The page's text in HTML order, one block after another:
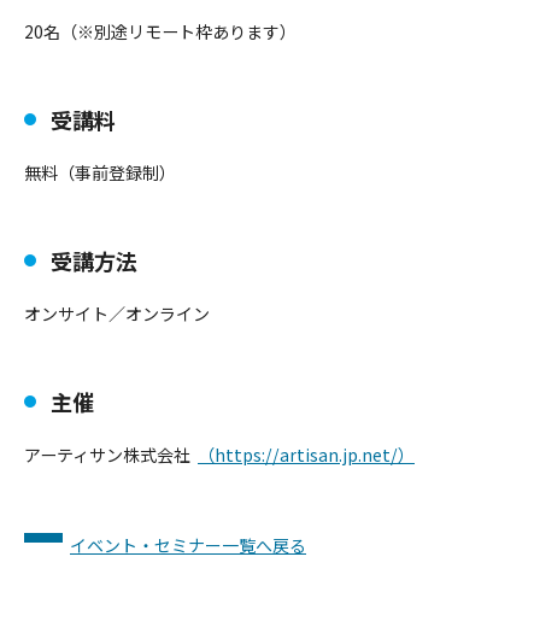
20名（※別途リモート枠あります）
受講料
無料（事前登録制）
受講方法
オンサイト／オンライン
主催
アーティサン株式会社 （https://artisan.jp.net/）
イベント・セミナー一覧へ戻る